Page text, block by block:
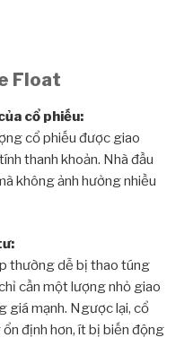
Float
cổ phiếu:
cổ phiếu được giao
thanh khoản. Nhà đầu
không ảnh hưởng nhiều
thường dễ bị thao túng
cần một lượng nhỏ giao
giá mạnh. Ngược lại, cổ
định hơn, ít bị biến động